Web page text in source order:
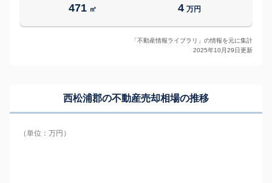
471 ㎡ 4 万円
「不動産情報ライブラリ」の情報を元に集計
2025年10月29日更新
西松浦郡の不動産売却相場の推移
（単位：万円）